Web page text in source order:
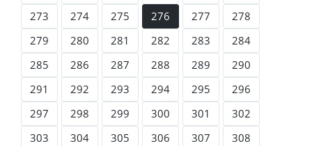
273
274 275 276 277
278
279
280 281 282 283
284
285
286 287 288 289
290
291
292 293 294 295
296
297
298 299 300 301
302
303
304 305 306 307
308